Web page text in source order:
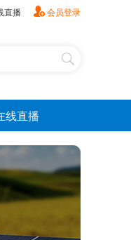
直播 会员登录
线直播